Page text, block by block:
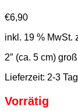
€6,90
inkl. 19 % MwSt.
2″ (ca. 5 cm) groß
Lieferzeit: 2-3
Vorrätig